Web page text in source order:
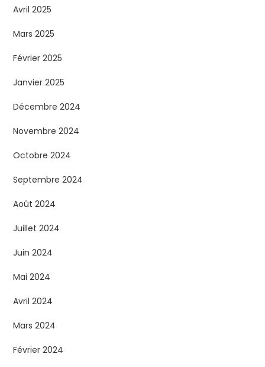
Avril 2025
Mars 2025
Février 2025
Janvier 2025
Décembre 2024
Novembre 2024
Octobre 2024
Septembre 2024
Août 2024
Juillet 2024
Juin 2024
Mai 2024
Avril 2024
Mars 2024
Février 2024